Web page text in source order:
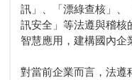
訊」、「漂綠查核」、
訊安全」等法遵與稽核
智慧應用，建構國內企
對當前企業而言，法遵